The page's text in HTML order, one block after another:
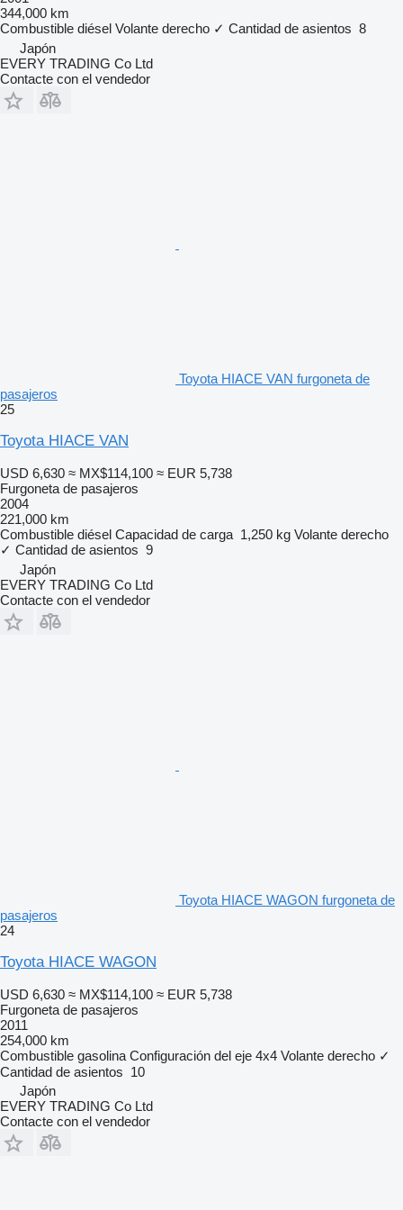
344,000 km
Combustible diésel Volante derecho ✓ Cantidad de asientos 8
Japón
EVERY TRADING Co Ltd
Contacte con el vendedor
Toyota HIACE VAN furgoneta de
pasajeros
25
Toyota HIACE VAN
USD 6,630 ≈ MX$114,100 ≈ EUR 5,738
Furgoneta de pasajeros
2004
221,000 km
Combustible diésel Capacidad de carga 1,250 kg Volante derecho
✓ Cantidad de asientos 9
Japón
EVERY TRADING Co Ltd
Contacte con el vendedor
Toyota HIACE WAGON furgoneta de
pasajeros
24
Toyota HIACE WAGON
USD 6,630 ≈ MX$114,100 ≈ EUR 5,738
Furgoneta de pasajeros
2011
254,000 km
Combustible gasolina Configuración del eje 4x4 Volante derecho ✓
Cantidad de asientos 10
Japón
EVERY TRADING Co Ltd
Contacte con el vendedor